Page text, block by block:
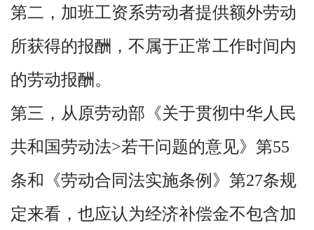
第二，加班工资系劳动者提供额外劳动
所获得的报酬，不属于正常工作时间内
的劳动报酬。
第三，从原劳动部《关于贯彻中华人民
共和国劳动法>若干问题的意见》第55
条和《劳动合同法实施条例》第27条规
定来看，也应认为经济补偿金不包含加